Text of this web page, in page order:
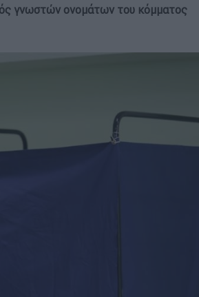
γνωστών ονομάτων του κόμματος